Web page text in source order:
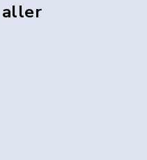
aller